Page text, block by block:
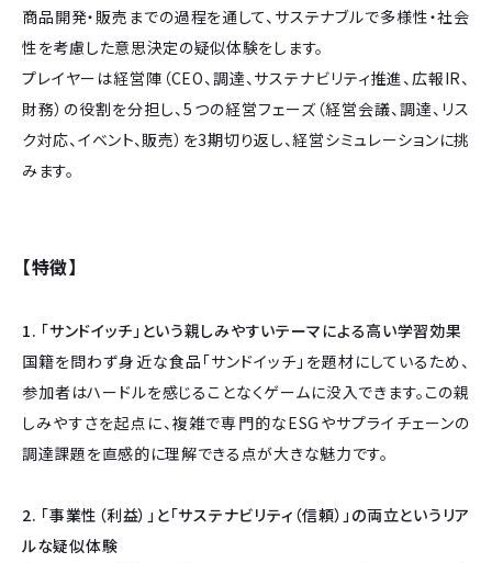
商品開発・販売までの過程を通して、サステナブルで多様性・社会
性を考慮した意思決定の疑似体験をします。
プレイヤーは経営陣（CEO、調達、サステナビリティ推進、広報IR、
財務）の役割を分担し、5つの経営フェーズ（経営会議、調達、リス
ク対応、イベント、販売）を3期切り返し、経営シミュレーションに挑
みます。
【特徴】
1. 「サンドイッチ」という親しみやすいテーマによる高い学習効果
国籍を問わず身近な食品「サンドイッチ」を題材にしているため、
参加者はハードルを感じることなくゲームに没入できます。この親
しみやすさを起点に、複雑で専門的なESGやサプライチェーンの
調達課題を直感的に理解できる点が大きな魅力です。
2. 「事業性（利益）」と「サステナビリティ（信頼）」の両立というリア
ルな疑似体験